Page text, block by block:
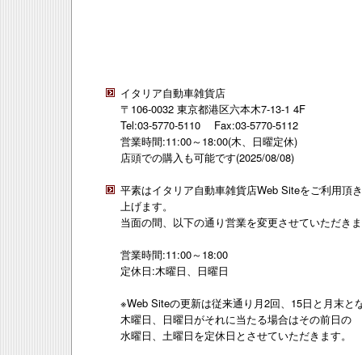
イタリア自動車雑貨店
〒106-0032 東京都港区六本木7-13-1 4F
Tel:03-5770-5110 Fax:03-5770-5112
営業時間:11:00～18:00(木、日曜定休)
店頭での購入も可能です(2025/08/08)
平素はイタリア自動車雑貨店Web Siteをご利用頂
上げます。
当面の間、以下の通り営業を変更させていただき
営業時間:11:00～18:00
定休日:木曜日、日曜日
※Web Siteの更新は従来通り月2回、15日と月末と
木曜日、日曜日がそれに当たる場合はその前日の
水曜日、土曜日を定休日とさせていただきます。